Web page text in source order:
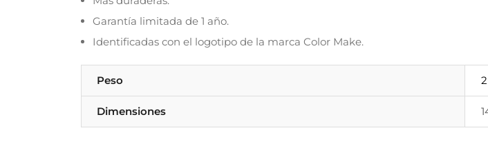
Garantía limitada de 1 año.
Identificadas con el logotipo de la marca Color Make.
Peso
Dimensiones